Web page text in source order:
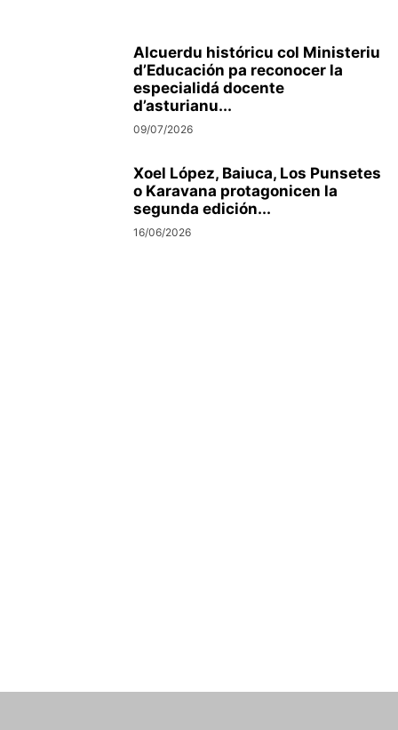
Alcuerdu históricu col Ministeriu
d’Educación pa reconocer la
especialidá docente
d’asturianu...
09/07/2026
Xoel López, Baiuca, Los Punsetes
o Karavana protagonicen la
segunda edición...
16/06/2026